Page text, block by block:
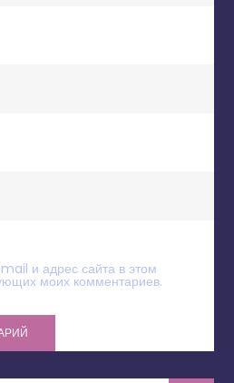
и адрес сайта в этом
моих комментариев.